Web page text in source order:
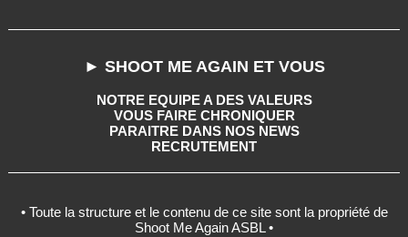
► SHOOT ME AGAIN ET VOUS
NOTRE EQUIPE A DES VALEURS
VOUS FAIRE CHRONIQUER
PARAITRE DANS NOS NEWS
RECRUTEMENT
• Toute la structure et le contenu de ce site sont la propriété de
Shoot Me Again ASBL •